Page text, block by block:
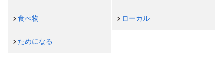
食べ物 ローカル
ためになる